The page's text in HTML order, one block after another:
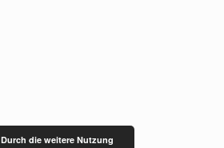
Durch die weitere Nutzung